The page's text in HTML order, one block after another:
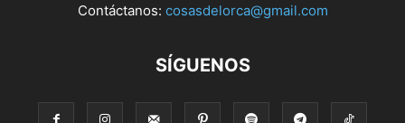
Contáctanos: cosasdelorca@gmail.com
SÍGUENOS